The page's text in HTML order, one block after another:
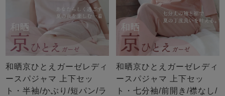
和晒京ひとえガーゼレディ
ースパジャマ 上下セッ
ト・半袖/かぶり/短パン/ラ
和晒京ひとえガーゼレディ
ースパジャマ 上下セッ
ト・七分袖/前開き/襟なし/